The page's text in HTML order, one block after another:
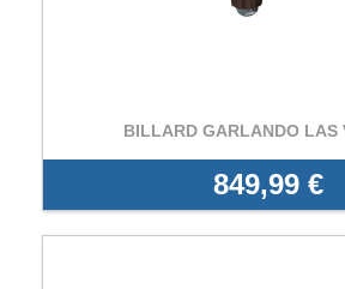
BILLARD GARLANDO LAS
849,99 €